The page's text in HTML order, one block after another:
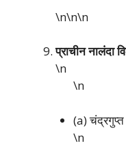
\n\n\n
प्राचीन नालंदा
\n
\n
(a) चंद्रगुप्त
\n